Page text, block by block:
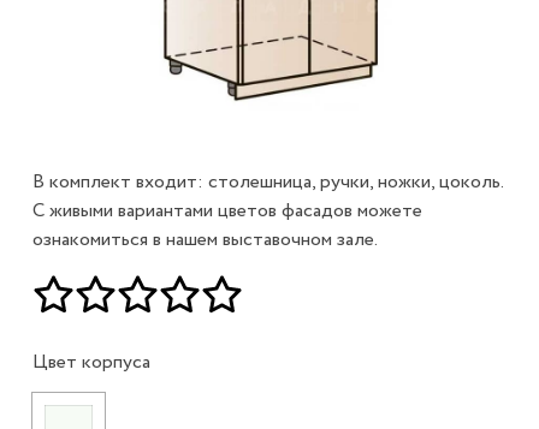
В комплект входит: столешница, ручки, ножки, цоколь.
С живыми вариантами цветов фасадов можете
ознакомиться в нашем выставочном зале.
Цвет корпуса